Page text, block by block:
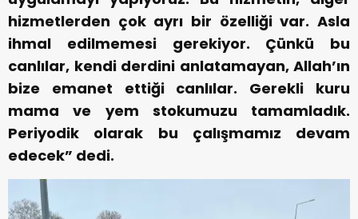
hizmetlerden çok ayrı bir özelliği var. Asla
ihmal edilmemesi gerekiyor. Çünkü bu
canlılar, kendi derdini anlatamayan, Allah’ın
bize emanet ettiği canlılar. Gerekli kuru
mama ve yem stokumuzu tamamladık.
Periyodik olarak bu çalışmamız devam
edecek” dedi.